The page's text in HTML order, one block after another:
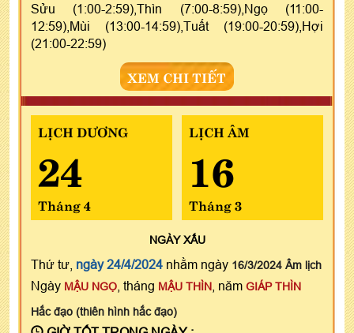
Sửu (1:00-2:59),Thìn (7:00-8:59),Ngọ (11:00-
12:59),Mùi (13:00-14:59),Tuất (19:00-20:59),Hợi
(21:00-22:59)
XEM CHI TIẾT
LỊCH DƯƠNG
24
Tháng 4
LỊCH ÂM
16
Tháng 3
NGÀYXẤU
Thứ tư, ngày 24/4/2024 nhằm ngày 16/3/2024 Âm lịch
Ngày MẬU NGỌ , tháng MẬU THÌN , năm GIÁP THÌN
Hắc đạo (thiên hình hắc đạo)